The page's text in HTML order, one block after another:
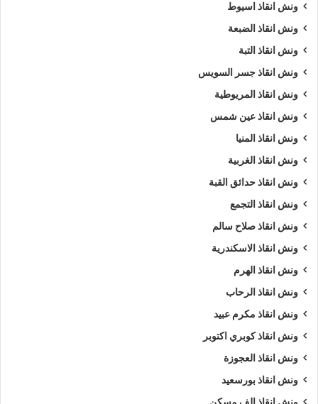
ونش انقاذ اسيوط
ونش انقاذ الضبعة
ونش انقاذ التبة
ونش انقاذ جسر السويس
ونش انقاذ المريوطية
ونش انقاذ عين شمس
ونش انقاذ المنيا
ونش انقاذ الغربية
ونش انقاذ حدائق القبة
ونش انقاذ التجمع
ونش انقاذ صلاح سالم
ونش انقاذ الاسكندرية
ونش انقاذ الهرم
ونش انقاذ الرحاب
ونش انقاذ مكرم عبيد
ونش انقاذ كوبري اكتوبر
ونش انقاذ العجوزة
ونش انقاذ بورسعيد